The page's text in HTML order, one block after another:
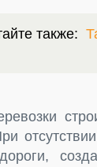
также: